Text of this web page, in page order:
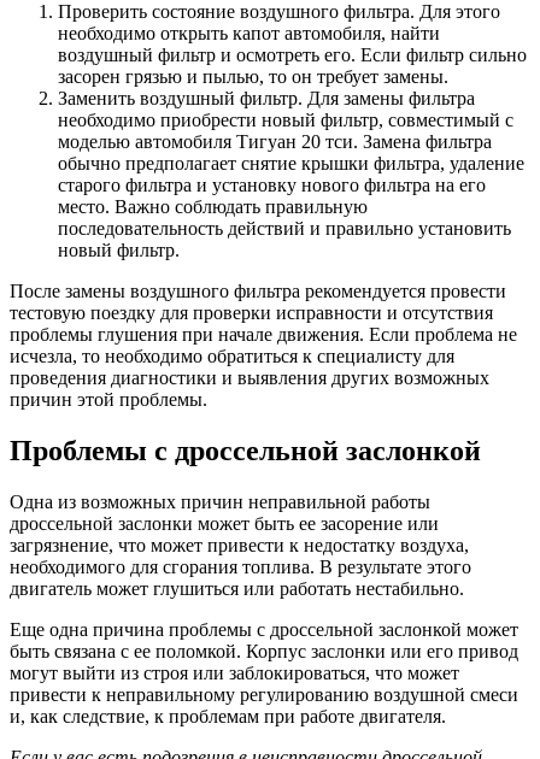
Проверить состояние воздушного фильтра. Для этого
необходимо открыть капот автомобиля, найти
воздушный фильтр и осмотреть его. Если фильтр сильно
засорен грязью и пылью, то он требует замены.
Заменить воздушный фильтр. Для замены фильтра
необходимо приобрести новый фильтр, совместимый с
моделью автомобиля Тигуан 20 тси. Замена фильтра
обычно предполагает снятие крышки фильтра, удаление
старого фильтра и установку нового фильтра на его
место. Важно соблюдать правильную
последовательность действий и правильно установить
новый фильтр.
После замены воздушного фильтра рекомендуется провести
тестовую поездку для проверки исправности и отсутствия
проблемы глушения при начале движения. Если проблема не
исчезла, то необходимо обратиться к специалисту для
проведения диагностики и выявления других возможных
причин этой проблемы.
Проблемы с дроссельной заслонкой
Одна из возможных причин неправильной работы
дроссельной заслонки может быть ее засорение или
загрязнение, что может привести к недостатку воздуха,
необходимого для сгорания топлива. В результате этого
двигатель может глушиться или работать нестабильно.
Еще одна причина проблемы с дроссельной заслонкой может
быть связана с ее поломкой. Корпус заслонки или его привод
могут выйти из строя или заблокироваться, что может
привести к неправильному регулированию воздушной смеси
и, как следствие, к проблемам при работе двигателя.